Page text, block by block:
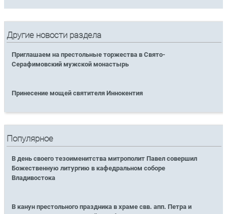
Другие новости раздела
Приглашаем на престольные торжества в Свято-
Серафимовский мужской монастырь
Принесение мощей святителя Иннокентия
Популярное
В день своего тезоименитства митрополит Павел совершил
Божественную литургию в кафедральном соборе
Владивостока
В канун престольного праздника в храме свв. апп. Петра и